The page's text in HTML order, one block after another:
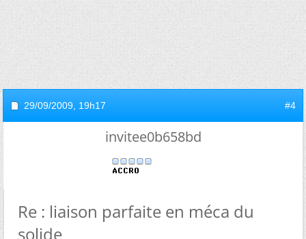
29/09/2009, 19h17 #4
invitee0b658bd
Re : liaison parfaite en méca du
solide